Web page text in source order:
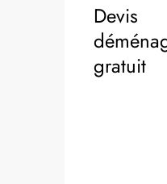
Devis
gratuit